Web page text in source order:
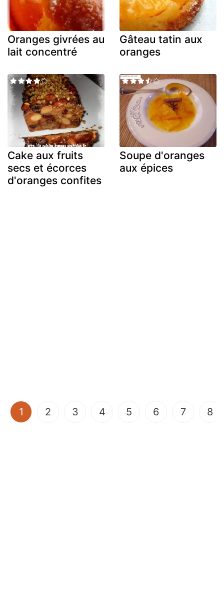
Oranges givrées au
lait concentré
Gâteau tatin aux
oranges
Cake aux fruits
secs et écorces
d'oranges confites
Soupe d'oranges
aux épices
1 (current)
2 3 4 5 6 7 8